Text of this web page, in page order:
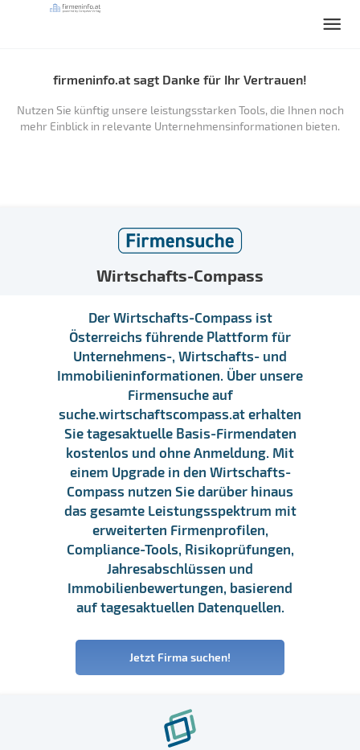
firmeninfo.at sagt Danke für Ihr Vertrauen!
Nutzen Sie künftig unsere leistungsstarken Tools, die Ihnen noch
mehr Einblick in relevante Unternehmensinformationen bieten.
Wirtschafts-Compass
Der Wirtschafts-Compass ist
Österreichs führende Plattform für
Unternehmens-, Wirtschafts- und
Immobilieninformationen. Über unsere
Firmensuche auf
suche.wirtschaftscompass.at erhalten
Sie tagesaktuelle Basis-Firmendaten
kostenlos und ohne Anmeldung. Mit
einem Upgrade in den Wirtschafts-
Compass nutzen Sie darüber hinaus
das gesamte Leistungsspektrum mit
erweiterten Firmenprofilen,
Compliance-Tools, Risikoprüfungen,
Jahresabschlüssen und
Immobilienbewertungen, basierend
auf tagesaktuellen Datenquellen.
Jetzt Firma suchen!